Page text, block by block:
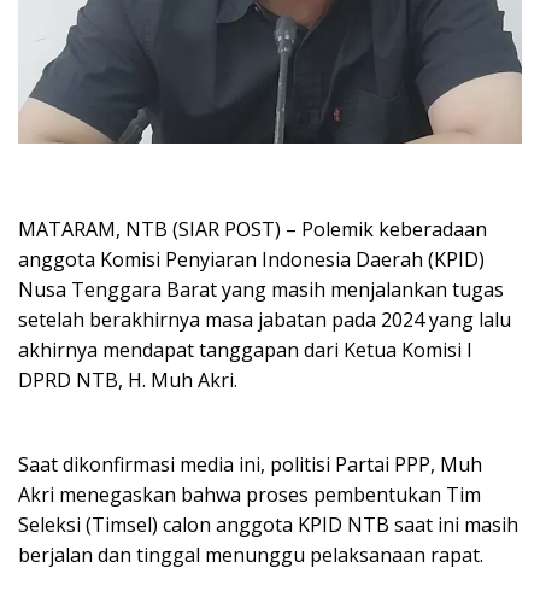
MATARAM, NTB (SIAR POST) – Polemik keberadaan
anggota Komisi Penyiaran Indonesia Daerah (KPID)
Nusa Tenggara Barat yang masih menjalankan tugas
setelah berakhirnya masa jabatan pada 2024 yang lalu
akhirnya mendapat tanggapan dari Ketua Komisi I
DPRD NTB, H. Muh Akri.
Saat dikonfirmasi media ini, politisi Partai PPP, Muh
Akri menegaskan bahwa proses pembentukan Tim
Seleksi (Timsel) calon anggota KPID NTB saat ini masih
berjalan dan tinggal menunggu pelaksanaan rapat.